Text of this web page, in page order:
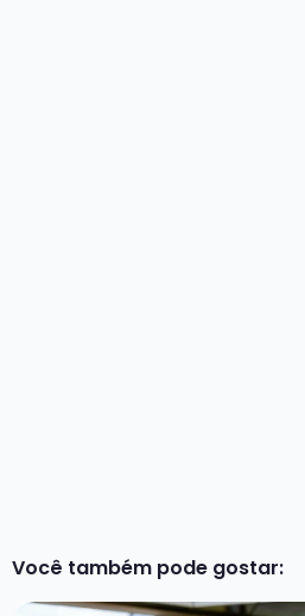
Você também pode gostar: